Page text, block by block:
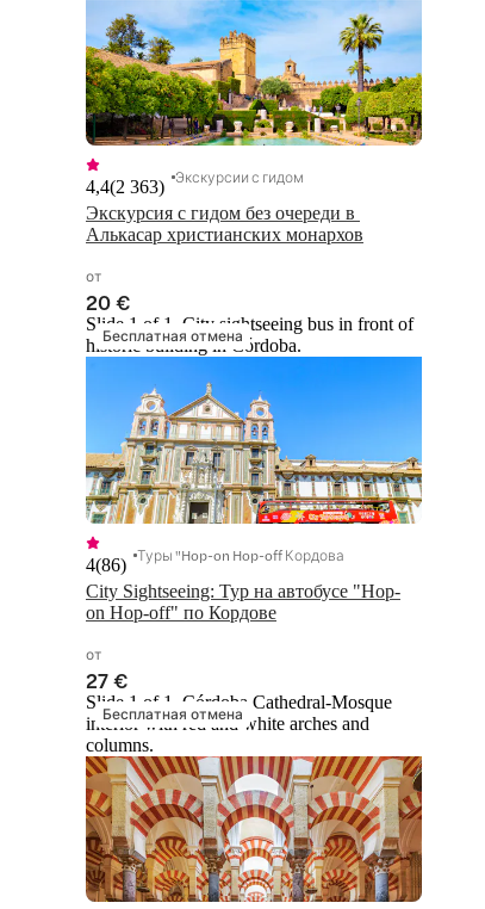
Экскурсия с гидом без очереди в
Алькасар христианских монархов
4,4(2 363) Экскурсии с гидом
от
20 €
Бесплатная отмена
Slide 1 of 1, City sightseeing bus in front of
historic building in Córdoba.
City Sightseeing: Тур на автобусе "Hop-
on Hop-off" по Кордове
4(86) Туры "Hop-on Hop-off Кордова
от
27 €
Бесплатная отмена
Slide 1 of 1, Córdoba Cathedral-Mosque
interior with red and white arches and
columns.